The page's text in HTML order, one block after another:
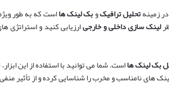
زمینهتحلیل ترافیکوبک لینک هااست که به طور
لینک سازی داخلی و خارجیارزیابی کنید و استراتژی
بک لینک هااست. شما می توانید با استفاده از این
های نامناسب و مخرب را شناسایی کرده و از تأثیر